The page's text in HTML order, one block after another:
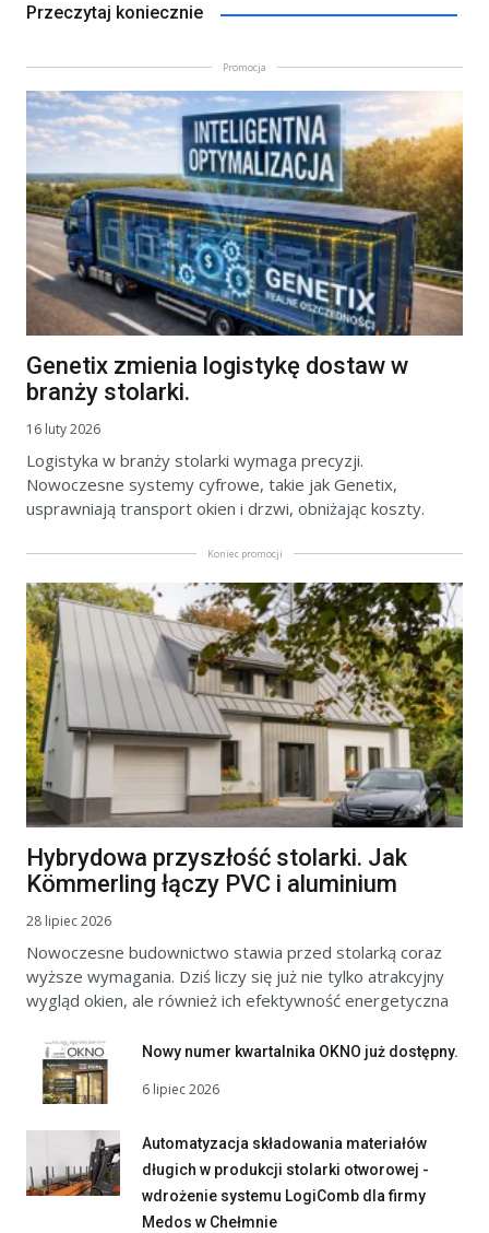
Przeczytaj koniecznie
Promocja
Genetix zmienia logistykę dostaw w
branży stolarki.
16 luty 2026
Logistyka w branży stolarki wymaga precyzji.
Nowoczesne systemy cyfrowe, takie jak Genetix,
usprawniają transport okien i drzwi, obniżając koszty.
Koniec promocji
Hybrydowa przyszłość stolarki. Jak
Kömmerling łączy PVC i aluminium
28 lipiec 2026
Nowoczesne budownictwo stawia przed stolarką coraz
wyższe wymagania. Dziś liczy się już nie tylko atrakcyjny
wygląd okien, ale również ich efektywność energetyczna
Nowy numer kwartalnika OKNO już dostępny.
6 lipiec 2026
Automatyzacja składowania materiałów
długich w produkcji stolarki otworowej -
wdrożenie systemu LogiComb dla firmy
Medos w Chełmnie